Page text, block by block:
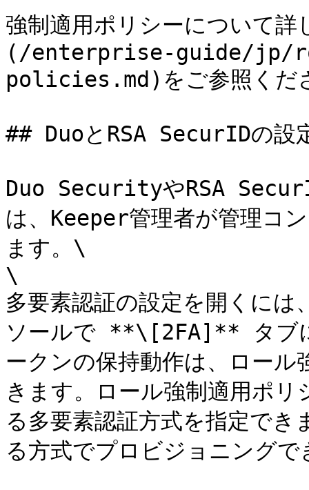
強制適用ポリシーについて
(/enterprise-guide/jp/
policies.md)をご参照くだ
## DuoとRSA SecurIDの設
Duo SecurityやRSA
は、Keeper管理者が管理コ
ます。\
\
多要素認証の設定を開くに
ソールで **\[2FA]** タブに
ークンの保持動作は、ロール
きます。ロール強制適用ポ
る多要素認証方式を指定で
る方式でプロビジョニングで